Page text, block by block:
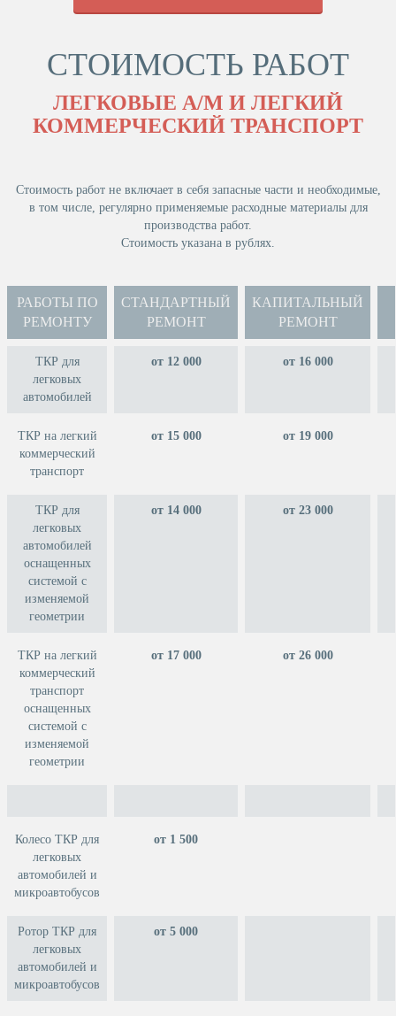
СТОИМОСТЬ РАБОТ
ЛЕГКОВЫЕ А/М И ЛЕГКИЙ
КОММЕРЧЕСКИЙ ТРАНСПОРТ
Стоимость работ не включает в себя запасные части и необходимые,
в том числе, регулярно применяемые расходные материалы для
производства работ.
Стоимость указана в рублях.
РАБОТЫ ПО
РЕМОНТУ
СТАНДАРТНЫЙ
РЕМОНТ
КАПИТАЛЬНЫЙ
РЕМОНТ
ТКР для
легковых
автомобилей
от 12 000 от 16 000
ТКР на легкий
коммерческий
транспорт
от 15 000 от 19 000
ТКР для
легковых
автомобилей
оснащенных
системой с
изменяемой
геометрии
от 14 000 от 23 000
ТКР на легкий
коммерческий
транспорт
оснащенных
системой с
изменяемой
геометрии
от 17 000 от 26 000
Колесо ТКР для
легковых
автомобилей и
микроавтобусов
от 1 500
Ротор ТКР для
легковых
автомобилей и
микроавтобусов
от 5 000